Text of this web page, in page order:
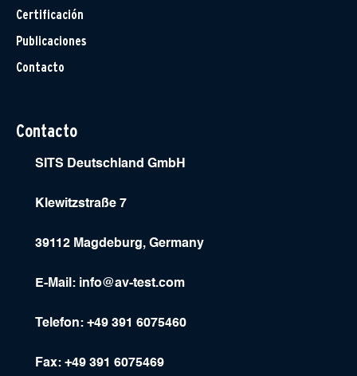
Certificación
Publicaciones
Contacto
Contacto
SITS Deutschland GmbH
Klewitzstraße 7
39112 Magdeburg, Germany
E-Mail: info@av-test.com
Telefon: +49 391 6075460
Fax: +49 391 6075469